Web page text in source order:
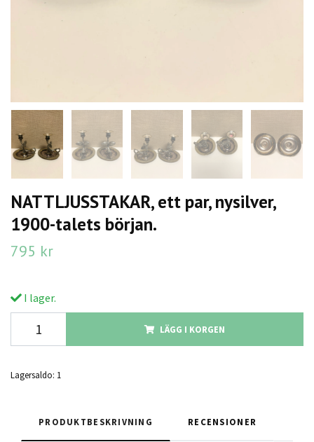
NATTLJUSSTAKAR, ett par, nysilver,
1900-talets början.
795 kr
I lager.
LÄGG I KORGEN
Lagersaldo: 1
PRODUKTBESKRIVNING RECENSIONER